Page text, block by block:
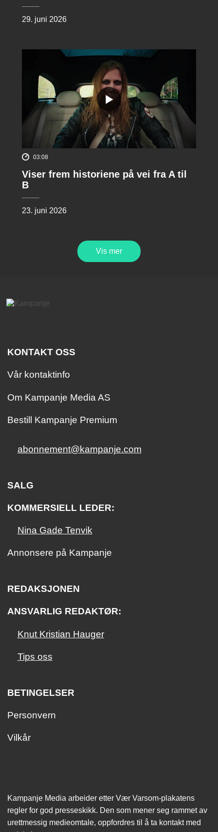
29. juni 2026
03:08
Viser frem historiene på vei fra A til
B
23. juni 2026
Vis mer
KONTAKT OSS
Vår kontaktinfo
Om Kampanje Media AS
Bestill Kampanje Premium
abonnement@kampanje.com
SALG
KOMMERSIELL LEDER:
Nina Gade Tenvik
Annonsere på Kampanje
REDAKSJONEN
ANSVARLIG REDAKTØR:
Knut Kristian Hauger
Tips oss
BETINGELSER
Personvern
Vilkår
Kampanje Media arbeider etter Vær Varsom-plakatens
regler for god presseskikk. Den som mener seg rammet av
urettmessig medie­omtale, oppfordres til å ta kontakt med